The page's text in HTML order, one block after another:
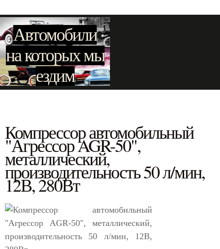
Автомобили
на которых мы
ездим
Компрессор автомобильный
"Агрессор AGR-50",
металлический,
производительность 50 л/мин,
12В, 280Вт